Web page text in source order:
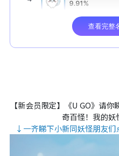
【新会员限定】《U GO》请
奇百怪！我的妖
↓一齐睇下小新同妖怪朋友